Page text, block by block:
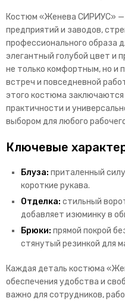
Костюм «Женева СИРИУС» —
предприятий и заводов,
профессионального образа
элегантный голубой цвет и
не только комфортным, но и
встреч и повседневной
этого костюма
практичности и
выбором для любого
Ключевые
Блуза: приталенный
короткие рукава.
Отделка: стильный
добавляет изюминку в
Брюки: прямой покрой
стянутый резинкой для
Каждая деталь костюма
обеспечения удобства и
важно для сотрудников,